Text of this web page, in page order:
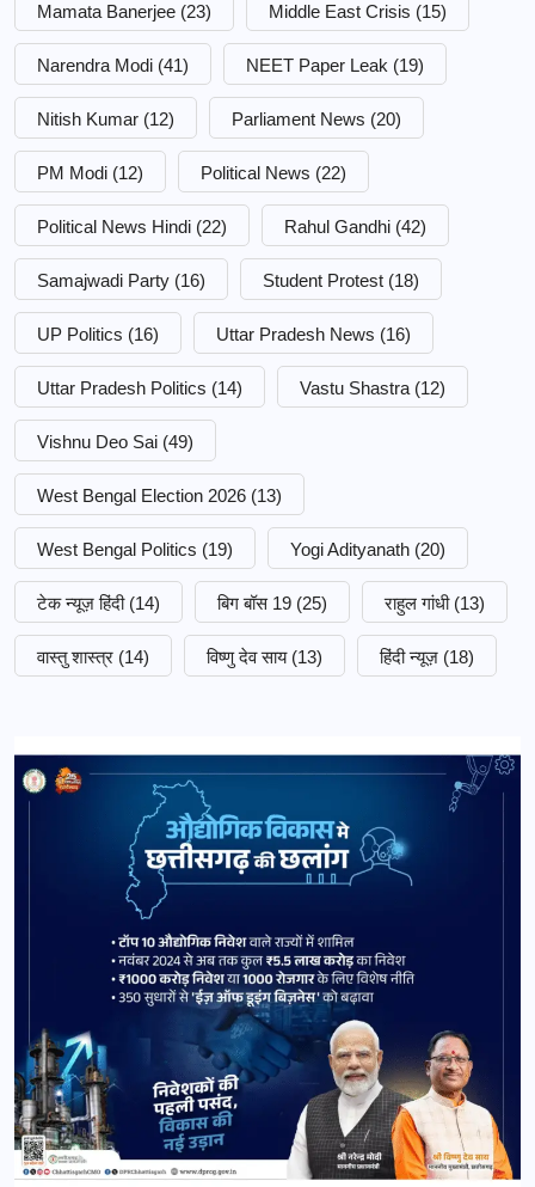
Mamata Banerjee (23) Middle East Crisis (15)
Narendra Modi (41) NEET Paper Leak (19)
Nitish Kumar (12) Parliament News (20)
PM Modi (12) Political News (22)
Political News Hindi (22) Rahul Gandhi (42)
Samajwadi Party (16) Student Protest (18)
UP Politics (16) Uttar Pradesh News (16)
Uttar Pradesh Politics (14) Vastu Shastra (12)
Vishnu Deo Sai (49)
West Bengal Election 2026 (13)
West Bengal Politics (19) Yogi Adityanath (20)
टेक न्यूज़ हिंदी (14) बिग बॉस 19 (25) राहुल गांधी (13)
वास्तु शास्त्र (14) विष्णु देव साय (13) हिंदी न्यूज़ (18)